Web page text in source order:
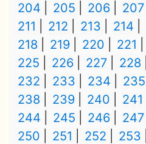
204
205 206 207
211
212 213 214
218
219 220 221
225
226 227 228
232
233 234 235
238
239 240 241
244
245 246 247
250
251 252 253